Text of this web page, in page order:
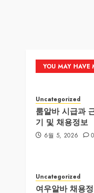
YOU MAY HAVE
Uncategorized
룸알바 시급과
기 및 채용정보
6월 5, 2026 0
Uncategorized
여우알바 채용